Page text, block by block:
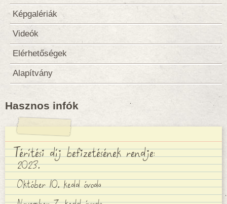
Képgalériák
Videók
Elérhetőségek
Alapítvány
Hasznos infók
Térítési díj befizetésének rendje:
2023.
Október 10. kedd óvoda